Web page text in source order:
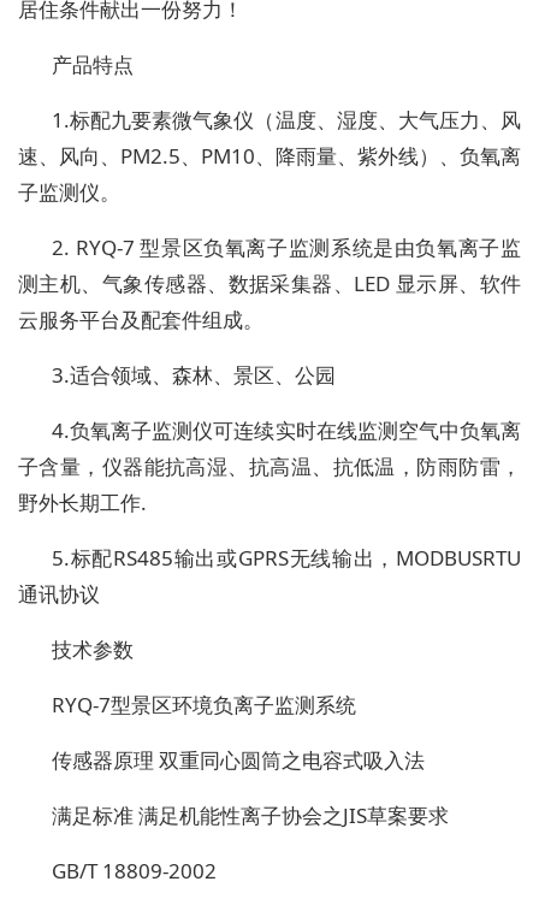
居住条件献出一份努力！
产品特点
1.标配九要素微气象仪（温度、湿度、大气压力、风
速、风向、PM2.5、PM10、降雨量、紫外线）、负氧离
子监测仪。
2. RYQ-7 型景区负氧离子监测系统是由负氧离子监
测主机、气象传感器、数据采集器、LED 显示屏、软件
云服务平台及配套件组成。
3.适合领域、森林、景区、公园
4.负氧离子监测仪可连续实时在线监测空气中负氧离
子含量，仪器能抗高湿、抗高温、抗低温，防雨防雷，
野外长期工作.
5.标配RS485输出或GPRS无线输出，MODBUSRTU
通讯协议
技术参数
RYQ-7型景区环境负离子监测系统
传感器原理 双重同心圆筒之电容式吸入法
满足标准满足机能性离子协会之JIS草案要求
GB/T 18809-2002